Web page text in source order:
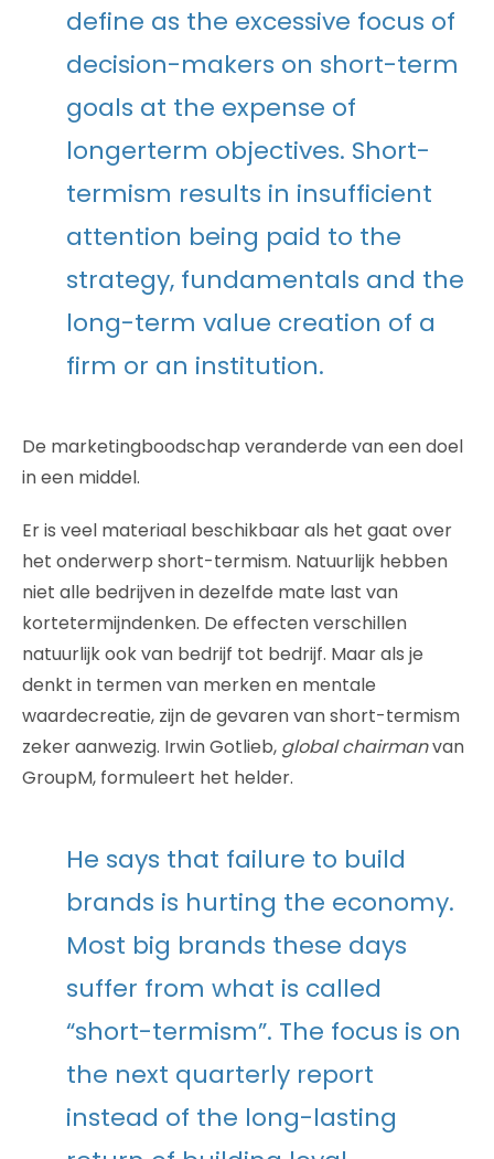
define as the excessive focus of
decision-makers on short-term
goals at the expense of
longerterm objectives. Short-
termism results in insufficient
attention being paid to the
strategy, fundamentals and the
long-term value creation of a
firm or an institution.
De marketingboodschap veranderde van een doel
in een middel.
Er is veel materiaal beschikbaar als het gaat over
het onderwerp short-termism. Natuurlijk hebben
niet alle bedrijven in dezelfde mate last van
kortetermijndenken. De effecten verschillen
natuurlijk ook van bedrijf tot bedrijf. Maar als je
denkt in termen van merken en mentale
waardecreatie, zijn de gevaren van short-termism
zeker aanwezig. Irwin Gotlieb, global chairmanvan
GroupM, formuleert het helder.
He says that failure to build
brands is hurting the economy.
Most big brands these days
suffer from what is called
“short-termism”. The focus is on
the next quarterly report
instead of the long-lasting